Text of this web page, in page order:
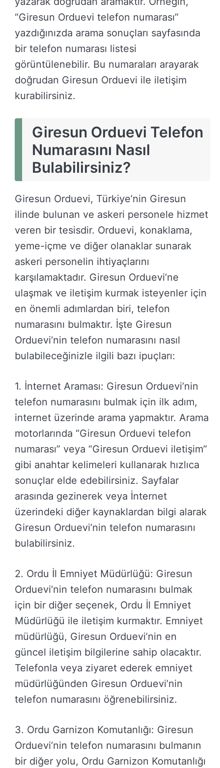
“Giresun Orduevi telefon numarası”
yazdığınızda arama sonuçları sayfasında
bir telefon numarası listesi
görüntülenebilir. Bu numaraları arayarak
doğrudan Giresun Orduevi ile iletişim
kurabilirsiniz.
Giresun Orduevi Telefon
Numarasını Nasıl
Bulabilirsiniz?
Giresun Orduevi, Türkiye’nin Giresun
ilinde bulunan ve askeri personele hizmet
veren bir tesisdir. Orduevi, konaklama,
yeme-içme ve diğer olanaklar sunarak
askeri personelin ihtiyaçlarını
karşılamaktadır. Giresun Orduevi’ne
ulaşmak ve iletişim kurmak isteyenler için
en önemli adımlardan biri, telefon
numarasını bulmaktır. İşte Giresun
Orduevi’nin telefon numarasını nasıl
bulabileceğinizle ilgili bazı ipuçları:
1. İnternet Araması: Giresun Orduevi’nin
telefon numarasını bulmak için ilk adım,
internet üzerinde arama yapmaktır. Arama
motorlarında “Giresun Orduevi telefon
numarası” veya “Giresun Orduevi iletişim”
gibi anahtar kelimeleri kullanarak hızlıca
sonuçlar elde edebilirsiniz. Sayfalar
arasında gezinerek veya İnternet
üzerindeki diğer kaynaklardan bilgi alarak
Giresun Orduevi’nin telefon numarasını
bulabilirsiniz.
2. Ordu İl Emniyet Müdürlüğü: Giresun
Orduevi’nin telefon numarasını bulmak
için bir diğer seçenek, Ordu İl Emniyet
Müdürlüğü ile iletişim kurmaktır. Emniyet
müdürlüğü, Giresun Orduevi’nin en
güncel iletişim bilgilerine sahip olacaktır.
Telefonla veya ziyaret ederek emniyet
müdürlüğünden Giresun Orduevi’nin
telefon numarasını öğrenebilirsiniz.
3. Ordu Garnizon Komutanlığı: Giresun
Orduevi’nin telefon numarasını bulmanın
bir diğer yolu, Ordu Garnizon Komutanlığı